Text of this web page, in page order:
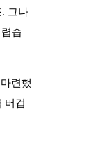
그나
습
련했
버겁